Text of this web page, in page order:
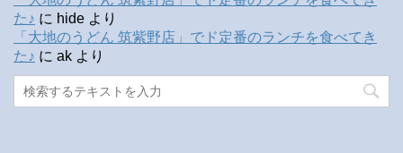
た♪ に hide より
「大地のうどん 筑紫野店」でド定番のランチを食べてき
た♪ に ak より